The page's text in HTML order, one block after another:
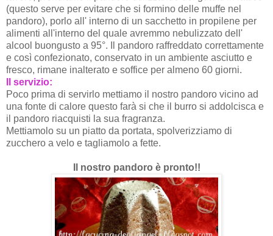
(questo serve per evitare che si formino delle muffe nel
pandoro), porlo all' interno di un sacchetto in propilene per
alimenti all'interno del quale avremmo nebulizzato dell'
alcool buongusto a 95°. Il pandoro raffreddato correttamente
e così confezionato, conservato in un ambiente asciutto e
fresco, rimane inalterato e soffice per almeno 60 giorni.
Il servizio:
Poco prima di servirlo mettiamo il nostro pandoro vicino ad
una fonte di calore questo farà si che il burro si addolcisca e
il pandoro riacquisti la sua fragranza.
Mettiamolo su un piatto da portata, spolverizziamo di
zucchero a velo e tagliamolo a fette.
Il nostro pandoro è pronto!!